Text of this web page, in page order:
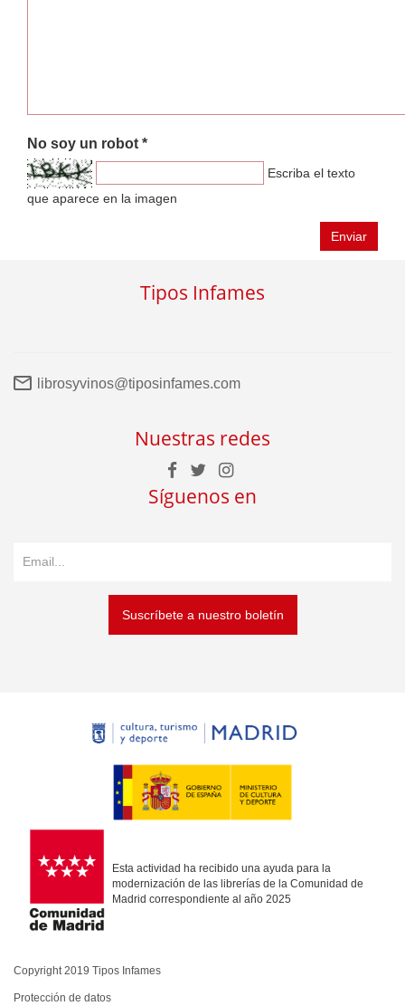
No soy un robot *
Escriba el texto
que aparece en la imagen
Enviar
Tipos Infames
librosyvinos@tiposinfames.com
Nuestras redes
Síguenos en
Suscríbete a nuestro boletín
Esta actividad ha recibido una ayuda para la
modernización de las librerías de la Comunidad de
Madrid correspondiente al año 2025
Copyright 2019 Tipos Infames
Protección de datos